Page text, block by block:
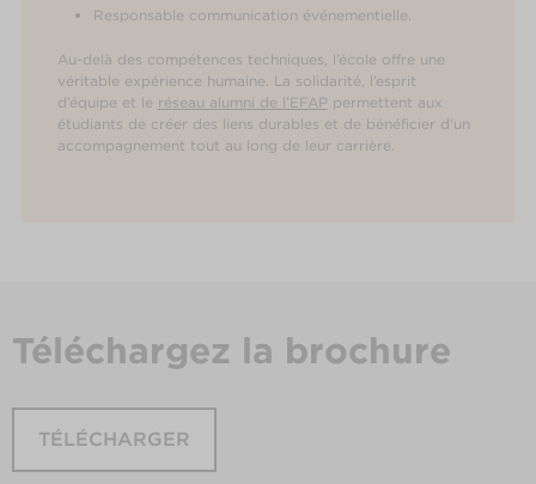
Responsable communication événementielle.
Au-delà des compétences techniques, l’école offre une
véritable expérience humaine. La solidarité, l’esprit
d’équipe et le réseau alumni de l’EFAP permettent aux
étudiants de créer des liens durables et de bénéficier d’un
accompagnement tout au long de leur carrière.
Téléchargez la brochure
TÉLÉCHARGER